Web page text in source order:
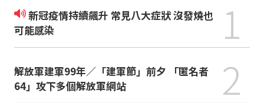
新冠疫情持續飆升 常見八大症狀 沒發燒也
可能感染
1
解放軍建軍99年／「建軍節」前夕 「匿名者
64」攻下多個解放軍網站
2